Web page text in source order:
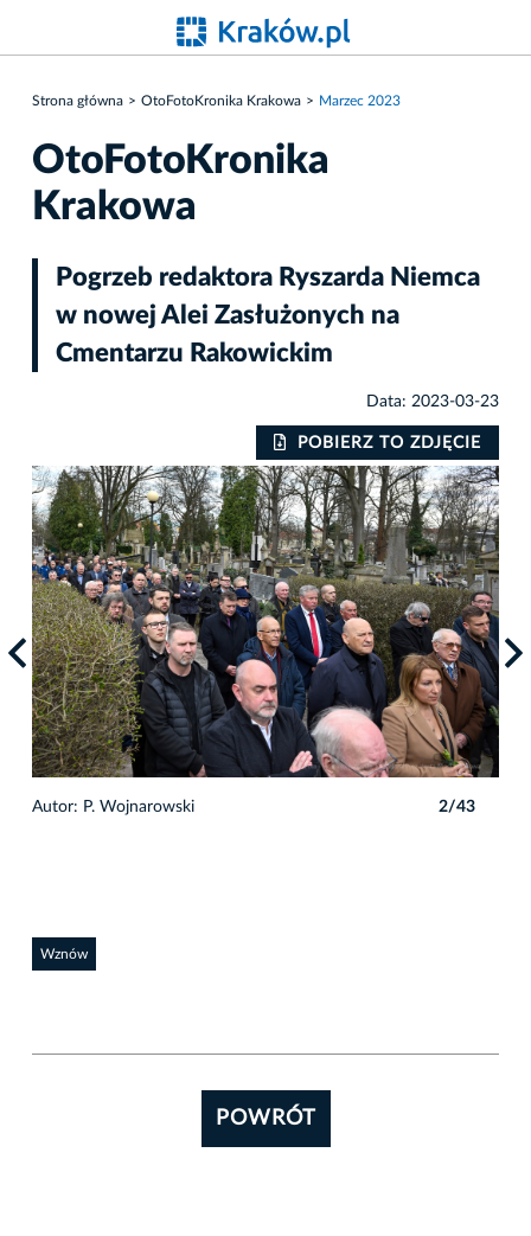
Strona główna OtoFotoKronika Krakowa Marzec 2023
OtoFotoKronika
Krakowa
Pogrzeb redaktora Ryszarda Niemca
w nowej Alei Zasłużonych na
Cmentarzu Rakowickim
Data: 2023-03-23
POBIERZ TO ZDJĘCIE
Autor: P. Wojnarowski 2/43
Wznów
POWRÓT